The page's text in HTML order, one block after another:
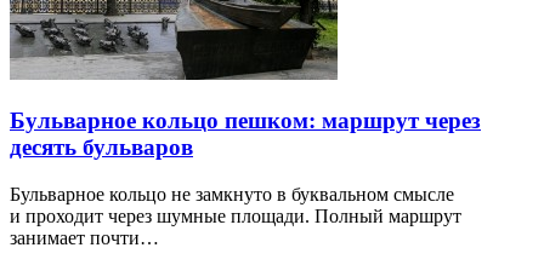
Бульварное кольцо пешком: маршрут через
десять бульваров
Бульварное кольцо не замкнуто в буквальном смысле
и проходит через шумные площади. Полный маршрут
занимает почти…